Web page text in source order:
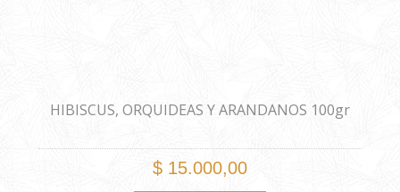
HIBISCUS, ORQUIDEAS Y ARANDANOS 100gr
$ 15.000,00